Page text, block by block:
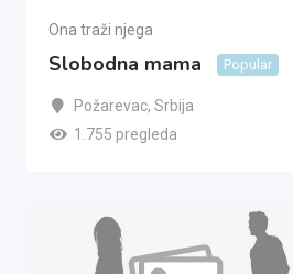
Ona traži njega
Slobodna mama Popular
Požarevac, Srbija
1.755 pregleda